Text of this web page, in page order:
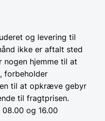
og levering til
ikke er aftalt sted
hjemme til at
forbeholder
til at opkræve gebyr
til fragtprisen.
og 16.00